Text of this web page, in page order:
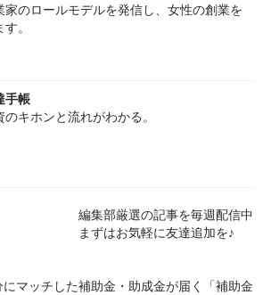
家のロールモデルを発信し、女性の創業を
。
手帳
のキホンと流れがわかる。
編集部厳選の記事を毎週配信中
まずはお気軽に友達追加を♪
にマッチした補助金・助成金が届く「補助金